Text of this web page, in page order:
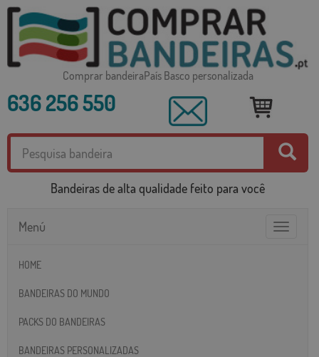
Comprar bandeiraPaís Basco personalizada
636 256 550
Bandeiras de alta qualidade feito para você
Toggle
Menú
HOME
BANDEIRAS DO MUNDO
PACKS DO BANDEIRAS
BANDEIRAS PERSONALIZADAS